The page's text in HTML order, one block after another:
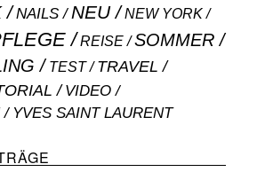
NAILS NEU NEW YORK
REISE SOMMER
TEST TRAVEL
VIDEO
YVES SAINT LAURENT